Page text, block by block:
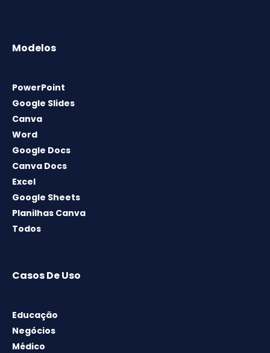
Modelos
PowerPoint
Google Slides
Canva
Word
Google Docs
Canva Docs
Excel
Google Sheets
Planilhas Canva
Todos
Casos De Uso
Educação
Negócios
Médico